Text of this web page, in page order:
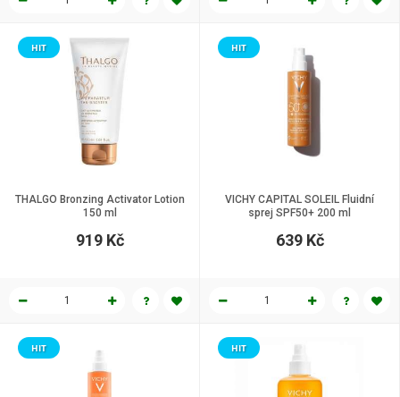
THALGO Bronzing Activator Lotion
150 ml
HIT
919 Kč
VICHY CAPITAL SOLEIL Fluidní
sprej SPF50+ 200 ml
HIT
639 Kč
HIT HIT